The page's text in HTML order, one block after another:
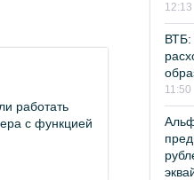
работать
с функцией
12:13
ВТБ:
11:50